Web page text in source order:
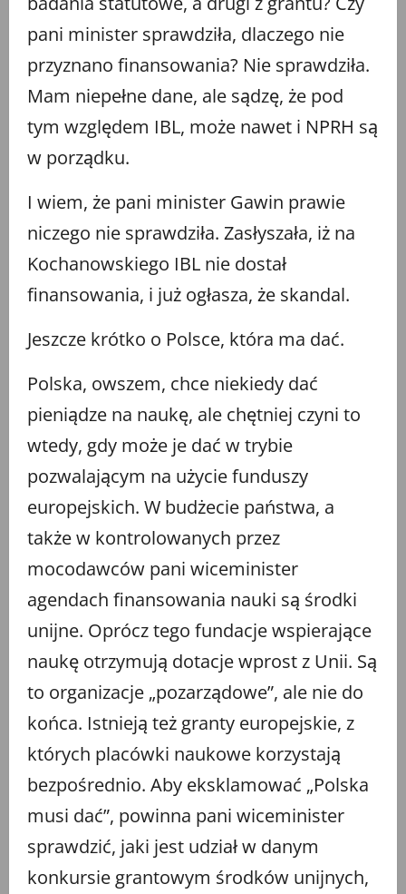
pani minister sprawdziła, dlaczego nie
przyznano finansowania? Nie sprawdziła.
Mam niepełne dane, ale sądzę, że pod
tym względem IBL, może nawet i NPRH są
w porządku.
I wiem, że pani minister Gawin prawie
niczego nie sprawdziła. Zasłyszała, iż na
Kochanowskiego IBL nie dostał
finansowania, i już ogłasza, że skandal.
Jeszcze krótko o Polsce, która ma dać.
Polska, owszem, chce niekiedy dać
pieniądze na naukę, ale chętniej czyni to
wtedy, gdy może je dać w trybie
pozwalającym na użycie funduszy
europejskich. W budżecie państwa, a
także w kontrolowanych przez
mocodawców pani wiceminister
agendach finansowania nauki są środki
unijne. Oprócz tego fundacje wspierające
naukę otrzymują dotacje wprost z Unii. Są
to organizacje „pozarządowe”, ale nie do
końca. Istnieją też granty europejskie, z
których placówki naukowe korzystają
bezpośrednio. Aby eksklamować „Polska
musi dać”, powinna pani wiceminister
sprawdzić, jaki jest udział w danym
konkursie grantowym środków unijnych,